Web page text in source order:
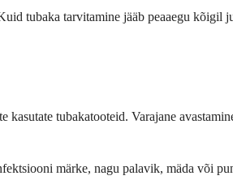
tubaka tarvitamine jääb peaaegu kõigil
tubakatooteid. Varajane
märke, nagu palavik, mäda või